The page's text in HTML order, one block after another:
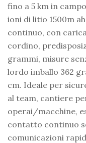
fino a 5 km in
ioni di litio 1500m
continuo, con
cordino,
grammi, misure
lordo imballo 362
cm. Ideale per
al team, cantiere
operai/macchine,
contatto continuo
comunicazioni